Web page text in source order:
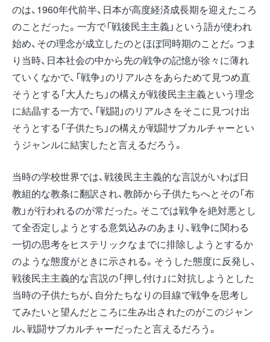
のは、1960年代前半、日本が高度経済成長期を迎えたころ
のことだった。一方で「戦後民主主義」という語が使われ
始め、その理念が成立したのとほぼ同時期のことだ。つま
り当時、日本社会の中から先の戦争の記憶が徐々に薄れ
ていくなかで、「戦争」のリアルさをあらためて見つめ直
そうとする「大人たち」の構えが戦後民主主義という理念
に結晶する一方で、「戦闘」のリアルさをそこに見つけ出
そうとする「子供たち」の構えが戦闘サブカルチャーとい
うジャンルに結実したと言えるだろう。
当時の学校世界では、戦後民主主義的な言説がいわば日
教組的な教条に翻訳され、教師から子供たちへとその「布
教」が行われるのが常だった。そこでは戦争を絶対悪とし
て全否定しようとする意気込みのあまり、戦争に関わる
一切の思考をヒステリックなまでに排除しようとするか
のような態度がときに示される。そうした態度に反発し、
戦後民主主義的な言説の「押し付け」に対抗しようとした
当時の子供たちが、自分たちなりの目線で戦争を思考し
てみたいと望んだところに生み出されたのがこのジャン
ル、戦闘サブカルチャーだったと言えるだろう。